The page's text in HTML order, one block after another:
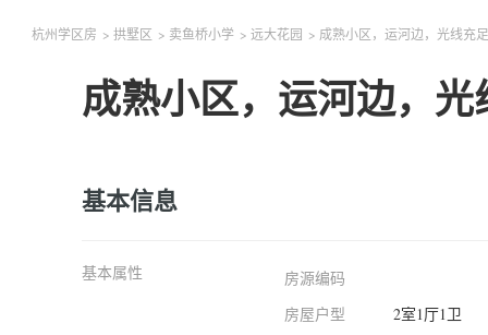
杭州学区房 >拱墅区 > 卖鱼桥小学 >远大花园 > 成熟小区，运河边，光线充
成熟小区，运河边，
基本信息
基本属性
房源编码
房屋户型
2室1厅1卫